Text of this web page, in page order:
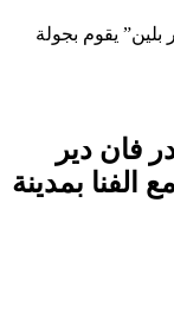
يقوم بجولة
فان دير
الفنا بمدينة